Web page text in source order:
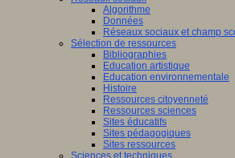
Algorithme
Données
Réseaux sociaux et champ
Sélection de ressources
Bibliographies
Education artistique
Education environnementale
Histoire
Ressources citoyenneté
Ressources sciences
Sites éducatifs
Sites pédagogiques
Sites ressources
Sciences et techniques